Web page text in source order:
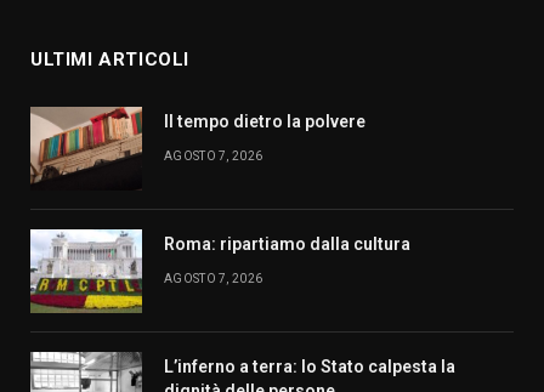
ULTIMI ARTICOLI
Il tempo dietro la polvere
AGOSTO 7, 2026
Roma: ripartiamo dalla cultura
AGOSTO 7, 2026
L’inferno a terra: lo Stato calpesta la